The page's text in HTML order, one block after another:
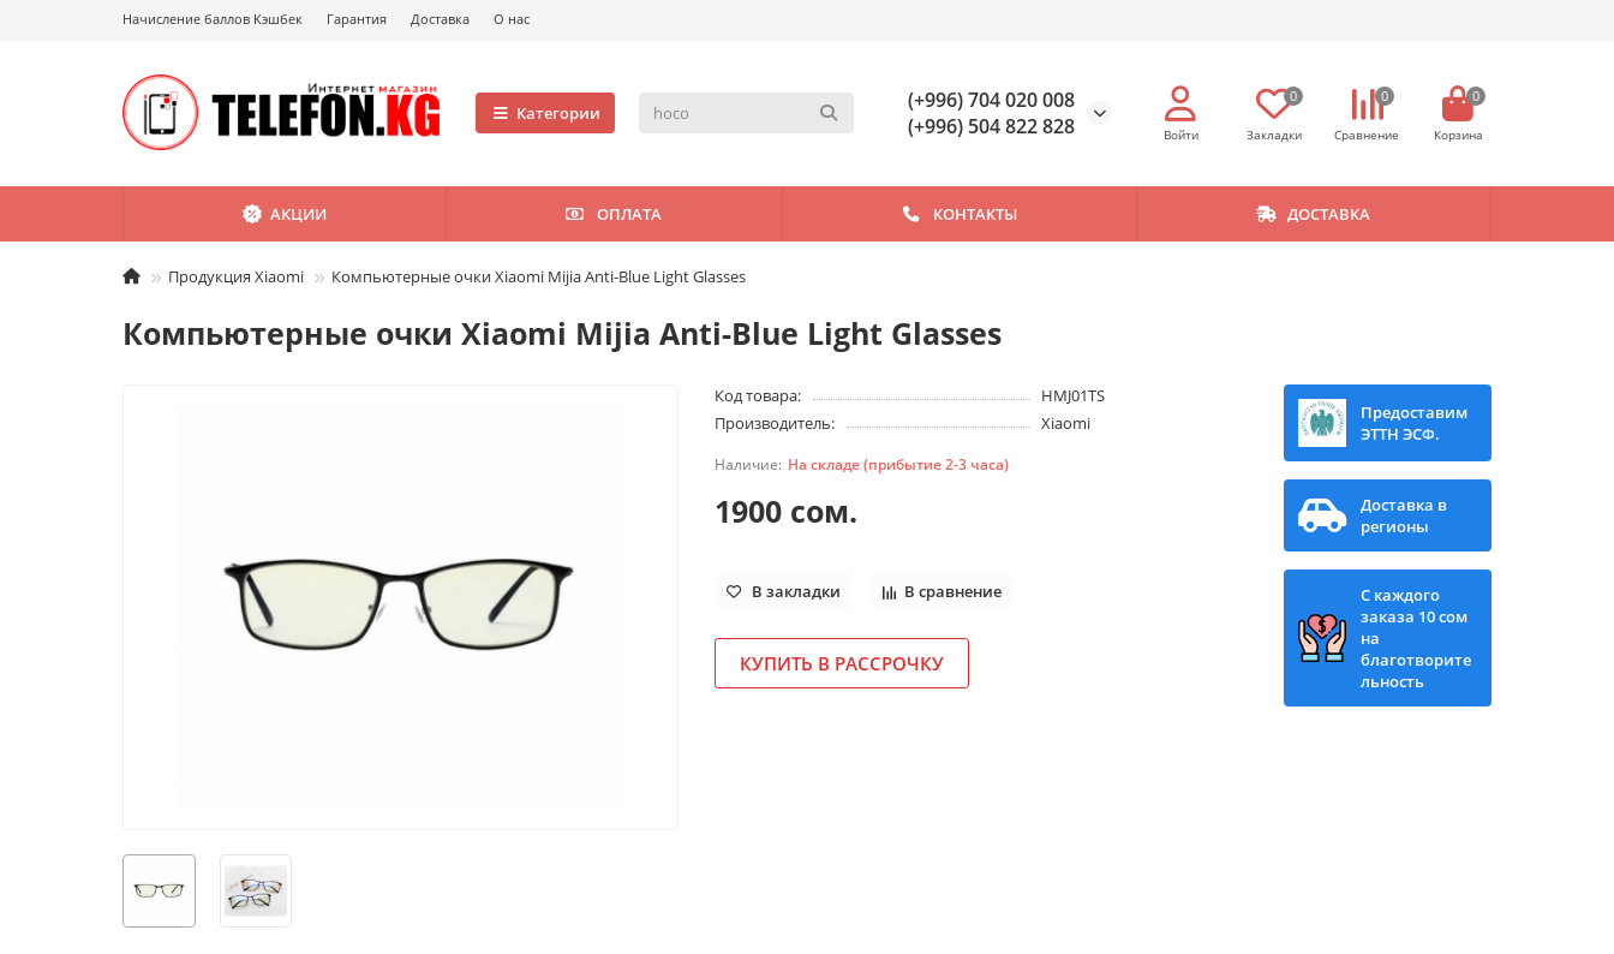
Начисление баллов Кэшбек Гарантия Доставка О нас
Категории
(+996) 704 020 008
(+996) 504 822 828
0 0 0
АКЦИИ ОПЛАТА КОНТАКТЫ ДОСТАВКА
Продукция Xiaomi Компьютерные очки Xiaomi Mijia Anti-Blue Light Glasses
Компьютерные очки Xiaomi Mijia Anti-Blue Light Glasses
Код товара:
HMJ01TS
Производитель:
Xiaomi
На складе (прибытие 2-3 часа)
1900 сом.
В закладки В сравнение
КУПИТЬ В РАССРОЧКУ
Предоставим
ЭТТН ЭСФ.
Доставка в
регионы
С каждого
заказа 10 сом
на
благотворите
льность